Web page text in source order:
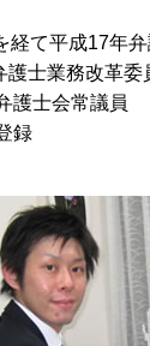
経て平成17年
護士業務改革委
護士会常議員
録